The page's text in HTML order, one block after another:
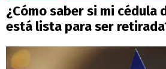
¿Cómo saber si mi cédula
está lista para ser